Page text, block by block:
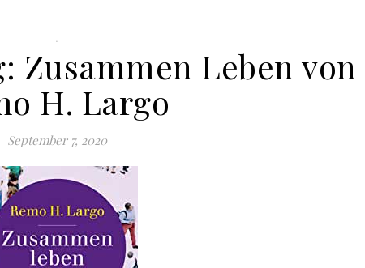
.
Zusammen Leben von
H. Largo
September 7, 2020